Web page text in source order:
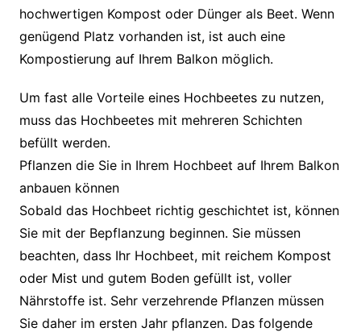
hochwertigen Kompost oder Dünger als Beet. Wenn
genügend Platz vorhanden ist, ist auch eine
Kompostierung auf Ihrem Balkon möglich.
Um fast alle Vorteile eines Hochbeetes zu nutzen,
muss das Hochbeetes mit mehreren Schichten
befüllt werden.
Pflanzen die Sie in Ihrem Hochbeet auf Ihrem Balkon
anbauen können
Sobald das Hochbeet richtig geschichtet ist, können
Sie mit der Bepflanzung beginnen. Sie müssen
beachten, dass Ihr Hochbeet, mit reichem Kompost
oder Mist und gutem Boden gefüllt ist, voller
Nährstoffe ist. Sehr verzehrende Pflanzen müssen
Sie daher im ersten Jahr pflanzen. Das folgende